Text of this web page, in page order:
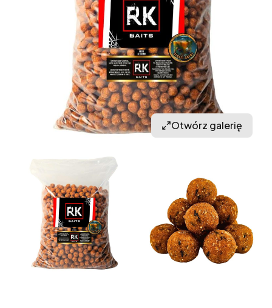
Otwórz galerię